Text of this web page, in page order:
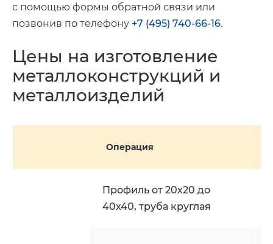
с помощью формы обратной связи или
позвонив по телефону +7 (495) 740-66-16.
Цены на изготовление
металлоконструкций и
металлоизделий
Операция
Профиль от 20х20 до
40х40, труба круглая